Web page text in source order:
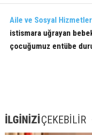
Aile ve Sosyal Hizmetler
istismara uğrayan
çocuğumuz entübe
İLGİNİZİÇEKEBİLİR